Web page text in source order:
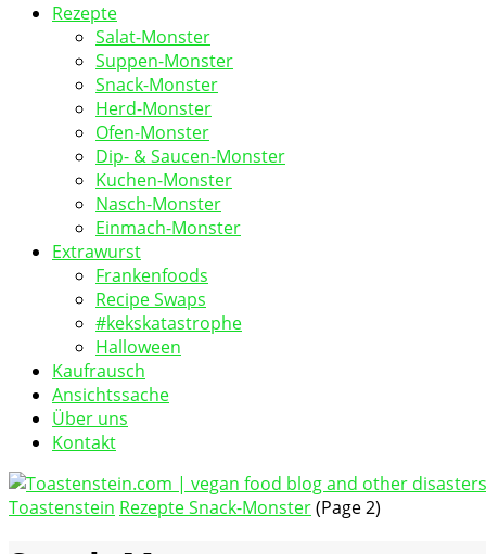
Rezepte
Salat-Monster
Suppen-Monster
Snack-Monster
Herd-Monster
Ofen-Monster
Dip- & Saucen-Monster
Kuchen-Monster
Nasch-Monster
Einmach-Monster
Extrawurst
Frankenfoods
Recipe Swaps
#kekskatastrophe
Halloween
Kaufrausch
Ansichtssache
Über uns
Kontakt
Toastenstein RezepteSnack-Monster(Page 2)